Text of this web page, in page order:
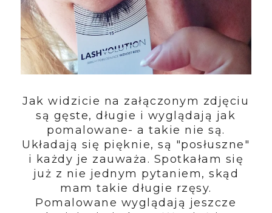
Jak widzicie na załączonym zdjęciu
są gęste, długie i wyglądają jak
pomalowane- a takie nie są.
Układają się pięknie, są "posłuszne"
i każdy je zauważa. Spotkałam się
już z nie jednym pytaniem, skąd
mam takie długie rzęsy.
Pomalowane wyglądają jeszcze